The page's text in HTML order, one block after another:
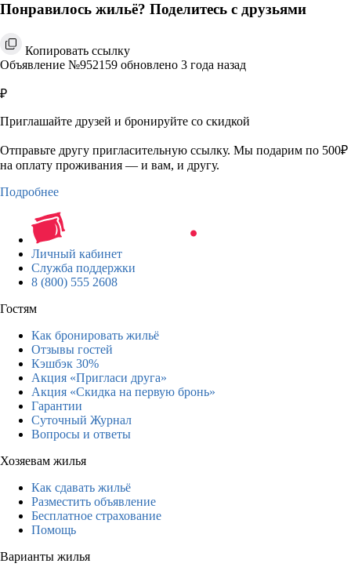
Понравилось жильё? Поделитесь с друзьями
Копировать ссылку
Объявление №952159 обновлено 3 года назад
₽
Приглашайте друзей и бронируйте со скидкой
Отправьте другу пригласительную ссылку. Мы подарим по 500₽
на оплату проживания — и вам, и другу.
Подробнее
Личный кабинет
Служба поддержки
8 (800) 555 2608
Гостям
Как бронировать жильё
Отзывы гостей
Кэшбэк 30%
Акция «Пригласи друга»
Акция «Скидка на первую бронь»
Гарантии
Суточный Журнал
Вопросы и ответы
Хозяевам жилья
Как сдавать жильё
Разместить объявление
Бесплатное страхование
Помощь
Варианты жилья